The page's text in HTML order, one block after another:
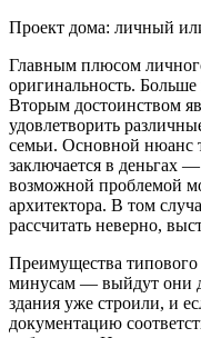
Проект дома: личный
Главным плюсом
оригинальность. Больше
Вторым достоинством
удовлетворить
семьи. Основной нюанс
заключается в деньгах
возможной проблемой
архитектора. В том
рассчитать неверно,
Преимущества типового
минусам — выйдут они
здания уже строили, и
документацию